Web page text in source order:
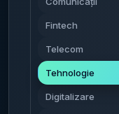
cu iPhone
și mai
creșterea
energie; un
nm
performanță
multe linii de
o
care să
articolul să
calendar sau
sursa că
ajunge să
elementelor
nu doar al
referințe la
Fintech
Telecom
Tehnologie
Digitalizare